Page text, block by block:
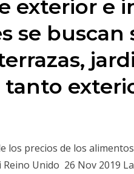
exterior e
se buscan
tanto
los precios de los
Unido 26 Nov 2019